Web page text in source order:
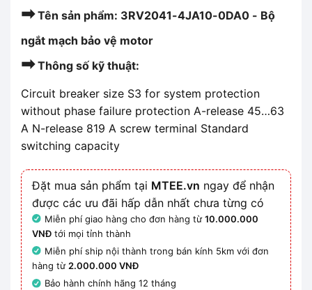
➡Tên sản phẩm: 3RV2041-4JA10-0DA0 - Bộ
ngắt mạch bảo vệ motor
➡Thông số kỹ thuật:
Circuit breaker size S3 for system protection
without phase failure protection A-release 45…63
A N-release 819 A screw terminal Standard
switching capacity
Đặt mua sản phẩm tại MTEE.vn ngay để nhận
được các ưu đãi hấp dẫn nhất chưa từng có
Miễn phí giao hàng cho đơn hàng từ10.000.000
VNĐ tới mọi tỉnh thành
Miễn phí ship nội thành trong bán kính 5km với đơn
hàng từ2.000.000 VNĐ
Bảo hành chính hãng 12 tháng